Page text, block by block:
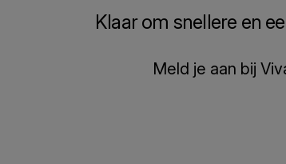
Klaar om snellere en
Meld je aan bij